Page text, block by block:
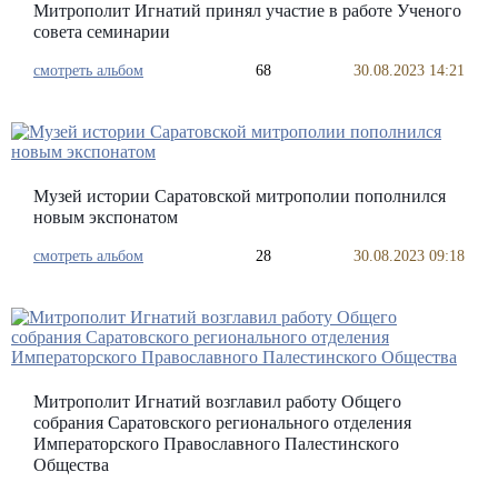
Митрополит Игнатий принял участие в работе Ученого
совета семинарии
смотреть альбом 68 30.08.2023 14:21
Музей истории Саратовской митрополии пополнился
новым экспонатом
смотреть альбом 28 30.08.2023 09:18
Митрополит Игнатий возглавил работу Общего
собрания Саратовского регионального отделения
Императорского Православного Палестинского
Общества